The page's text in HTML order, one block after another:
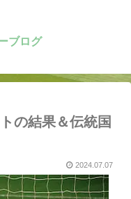
ブログ
の結果＆伝統国
2024.07.07